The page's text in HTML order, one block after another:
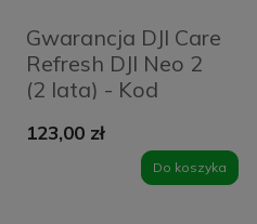
Gwarancja DJI Care
Refresh DJI Neo 2
(2 lata) - Kod
123,00 zł
Do koszyka